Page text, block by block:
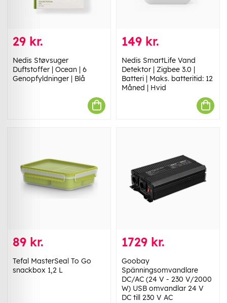
29 kr.
Nedis Støvsuger
Duftstoffer | Ocean | 6
Genopfyldninger | Blå
149 kr.
Nedis SmartLife Vand
Detektor | Zigbee 3.0 |
Batteri | Maks. batteritid: 12
Måned | Hvid
89 kr.
Tefal MasterSeal To Go
snackbox 1,2 L
1729 kr.
Goobay
Spänningsomvandlare
DC/AC (24 V - 230 V/2000
W) USB omvandlar 24 V
DC till 230 V AC